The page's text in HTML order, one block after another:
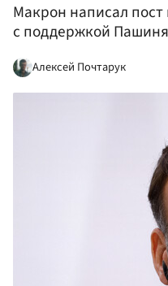
Макрон написал
с поддержкой
Алексей Почтарук